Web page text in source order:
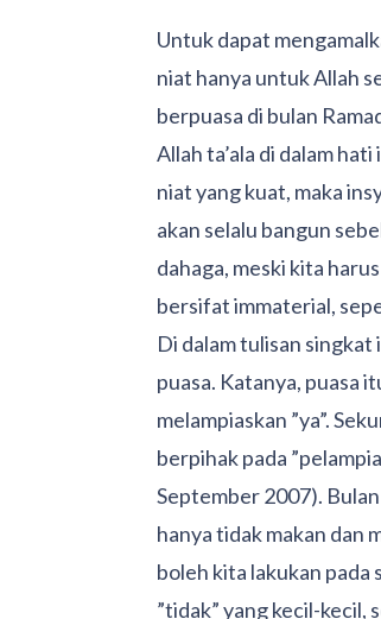
Untuk dapat
niat hanya untuk Allah
berpuasa di bulan
Allah ta’ala di dalam
niat yang kuat, maka
akan selalu bangun
dahaga, meski kita
bersifat immaterial,
Di dalam tulisan
puasa. Katanya, puasa
melampiaskan ”ya”.
berpihak pada
September 2007).
hanya tidak makan dan
boleh kita lakukan pada
”tidak” yang kecil-kecil,